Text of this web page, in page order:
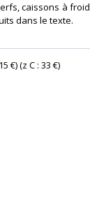
caissons à froid
dans le texte.
€) (z C : 33 €)